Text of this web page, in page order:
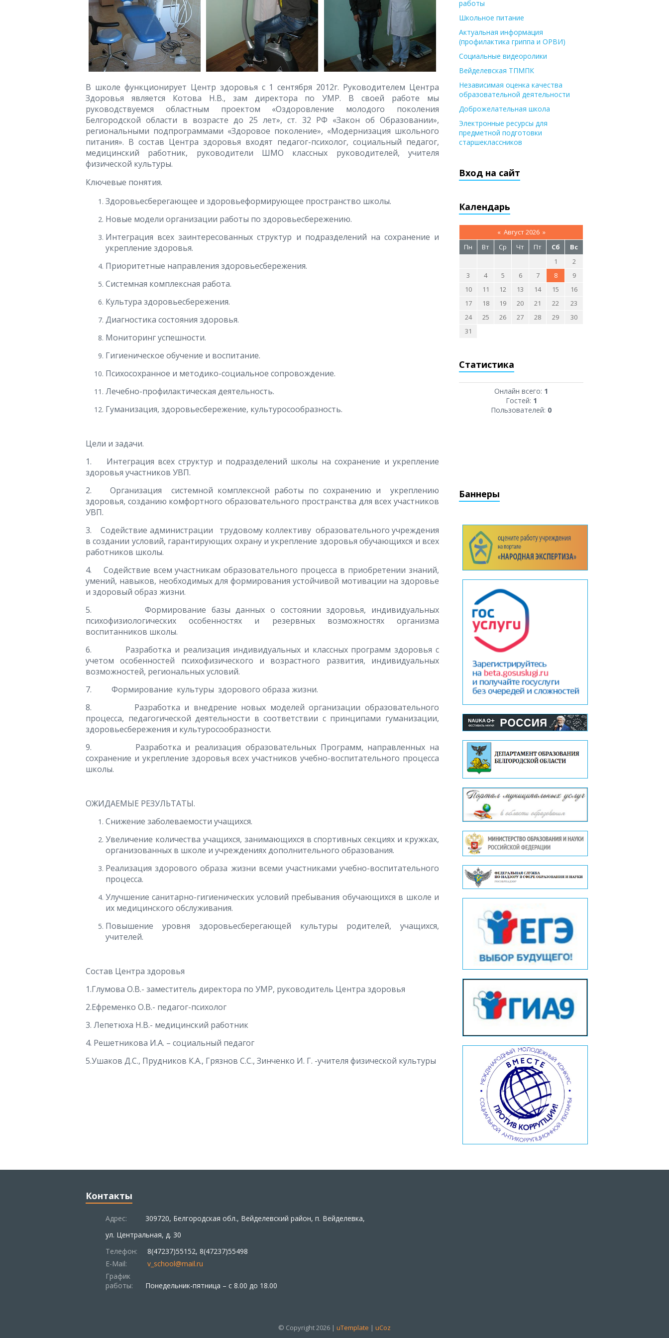
В школе функционирует Центр здоровья с 1 сентября 2012г. Руководителем Центра
Здоровья является Котова Н.В., зам директора по УМР. В своей работе мы
руководствуемся областным проектом «Оздоровление молодого поколения
Белгородской области в возрасте до 25 лет», ст. 32 РФ «Закон об Образовании»,
региональными подпрограммами «Здоровое поколение», «Модернизация школьного
питания». В состав Центра здоровья входят педагог-психолог, социальный педагог,
медицинский работник, руководители ШМО классных руководителей, учителя
физической культуры.
Ключевые понятия.
Здоровьесберегающее и здоровьеформирующее пространство школы.
Новые модели организации работы по здоровьесбережению.
Интеграция всех заинтересованных структур и подразделений на сохранение и
укрепление здоровья.
Приоритетные направления здоровьесбережения.
Системная комплексная работа.
Культура здоровьесбережения.
Диагностика состояния здоровья.
Мониторинг успешности.
Гигиеническое обучение и воспитание.
Психосохранное и методико-социальное сопровождение.
Лечебно-профилактическая деятельность.
Гуманизация, здоровьесбережение, культуросообразность.
Цели и задачи.
1. Интеграция всех структур и подразделений школы на сохранение и укрепление
здоровья участников УВП.
2. Организация системной комплексной работы по сохранению и укреплению
здоровья, созданию комфортного образовательного пространства для всех участников
УВП.
3. Содействие администрации трудовому коллективу образовательного учреждения
в создании условий, гарантирующих охрану и укрепление здоровья обучающихся и всех
работников школы.
4. Содействие всем участникам образовательного процесса в приобретении знаний,
умений, навыков, необходимых для формирования устойчивой мотивации на здоровье
и здоровый образ жизни.
5. Формирование базы данных о состоянии здоровья, индивидуальных
психофизиологических особенностях и резервных возможностях организма
воспитанников школы.
6. Разработка и реализация индивидуальных и классных программ здоровья с
учетом особенностей психофизического и возрастного развития, индивидуальных
возможностей, региональных условий.
7. Формирование культуры здорового образа жизни.
8. Разработка и внедрение новых моделей организации образовательного
процесса, педагогической деятельности в соответствии с принципами гуманизации,
здоровьесбережения и культуросообразности.
9. Разработка и реализация образовательных Программ, направленных на
сохранение и укрепление здоровья всех участников учебно-воспитательного процесса
школы.
ОЖИДАЕМЫЕ РЕЗУЛЬТАТЫ.
Снижение заболеваемости учащихся.
Увеличение количества учащихся, занимающихся в спортивных секциях и кружках,
организованных в школе и учреждениях дополнительного образования.
Реализация здорового образа жизни всеми участниками учебно-воспитательного
процесса.
Улучшение санитарно-гигиенических условий пребывания обучающихся в школе и
их медицинского обслуживания.
Повышение уровня здоровьесберегающей культуры родителей, учащихся,
учителей.
Состав Центра здоровья
1.Глумова О.В.- заместитель директора по УМР, руководитель Центра здоровья
2.Ефременко О.В.- педагог-психолог
3. Лепетюха Н.В.- медицинский работник
4. Решетникова И.А. – социальный педагог
5.Ушаков Д.С., Прудников К.А., Грязнов С.С., Зинченко И. Г. -учителя физической культуры
работы
Школьное питание
Актуальная информация
(профилактика гриппа и ОРВИ)
Социальные видеоролики
Вейделевская ТПМПК
Независимая оценка качества
образовательной деятельности
Доброжелательная школа
Электронные ресурсы для
предметной подготовки
старшеклассников
Вход на сайт
Календарь
« Август 2026 »
Пн
Вт Ср Чт Пт Сб
Вс
1
2
3
4 5 6 7 8
9
10
11 12 13 14 15
16
17
18 19 20 21 22
23
24
25 26 27 28 29
30
31
Статистика
Онлайн всего: 1
Гостей: 1
Пользователей: 0
Баннеры
Контакты
Адрес:
309720, Белгородская обл., Вейделевский район, п. Вейделевка,
ул. Центральная, д. 30
Телефон:
8(47237)55152, 8(47237)55498
E-Mail:
v_school@mail.ru
График
работы:
Понедельник-пятница – с 8.00 до 18.00
© Copyright 2026 | uTemplate | uCoz